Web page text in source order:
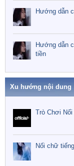
Hướng dẫn
Hướng dẫn
tiền
Xu hướng nội dung
Trò Chơi
Nối chữ